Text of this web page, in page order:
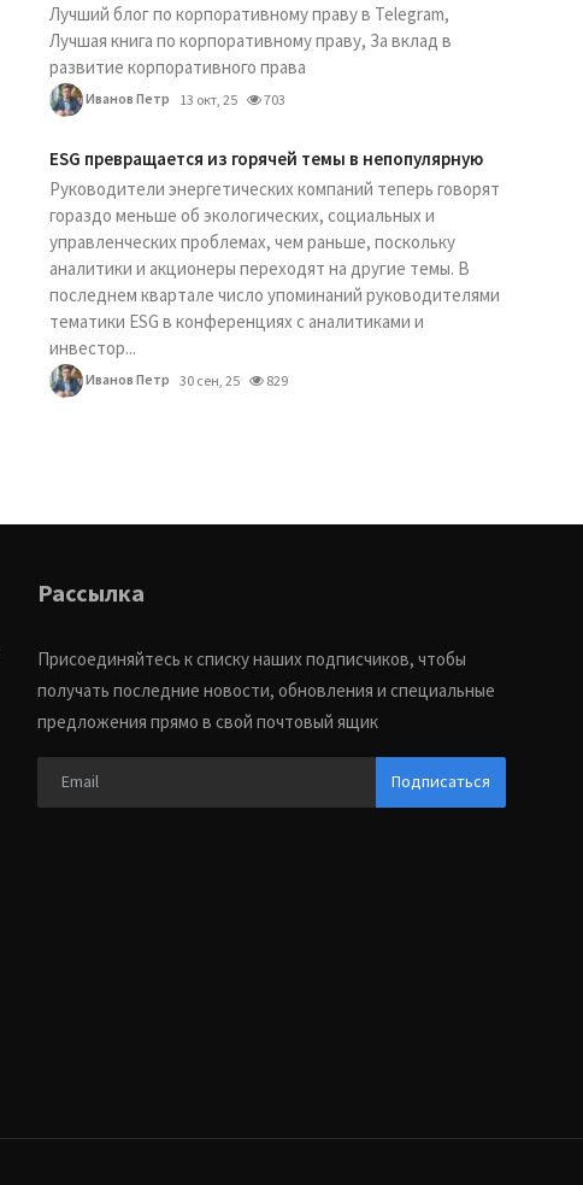
Лучший блог по корпоративному праву в Telegram,
Лучшая книга по корпоративному праву, За вклад в
развитие корпоративного права
Иванов Петр 13 окт, 25 703
ESG превращается из горячей темы в непопулярную
Руководители энергетических компаний теперь говорят
гораздо меньше об экологических, социальных и
управленческих проблемах, чем раньше, поскольку
аналитики и акционеры переходят на другие темы. В
последнем квартале число упоминаний руководителями
тематики ESG в конференциях с аналитиками и
инвестор...
Иванов Петр 30 сен, 25 829
Рассылка
Присоединяйтесь к списку наших подписчиков, чтобы
получать последние новости, обновления и специальные
предложения прямо в свой почтовый ящик
Подписаться